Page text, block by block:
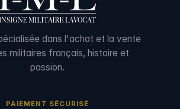
dans l'achat et la vente
militaires français, histoire et
passion.
PAIEMENT SÉCURISÉ